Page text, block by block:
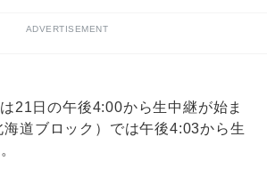
ADVERTISEMENT
21日の午後4:00から生中継が始ま
海道ブロック）では午後4:03から生